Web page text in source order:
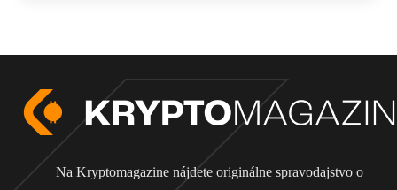
Na Kryptomagazine nájdete originálne spravodajstvo o